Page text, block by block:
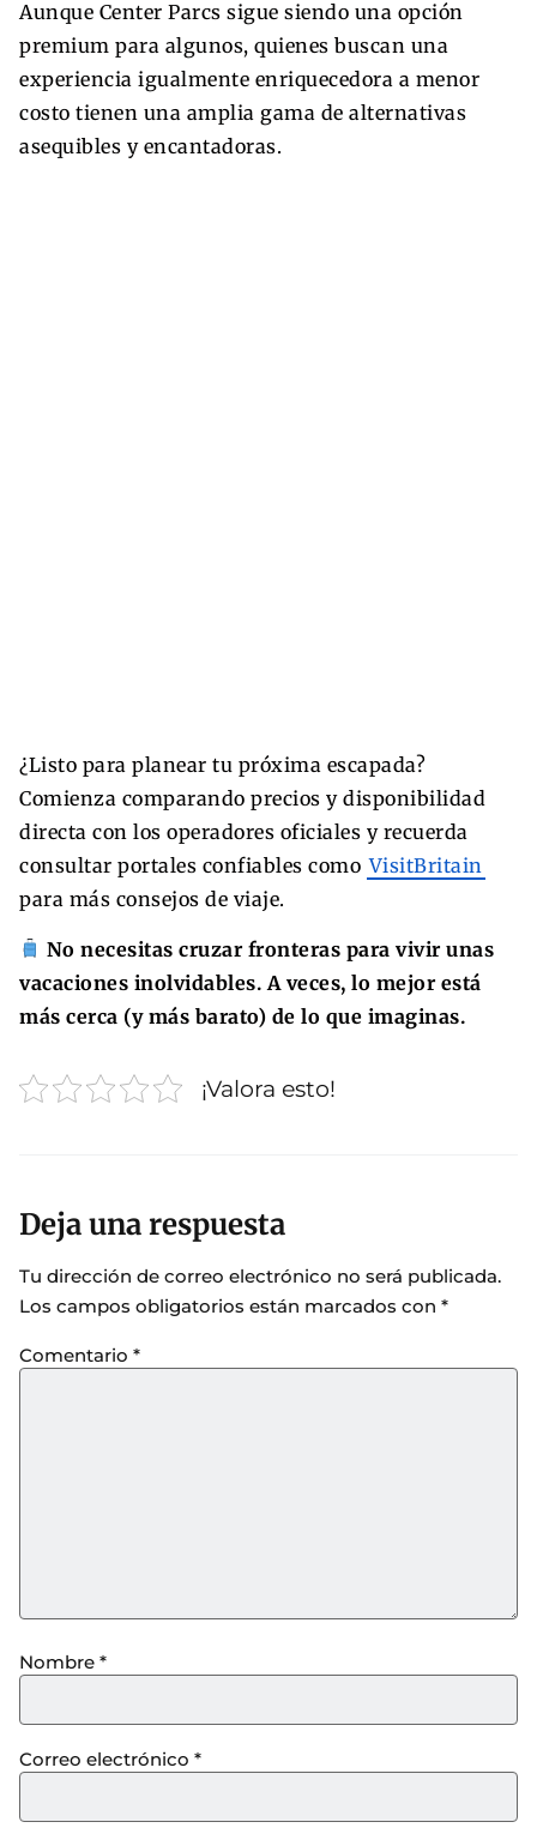
Aunque Center Parcs sigue siendo una opción
premium para algunos, quienes buscan una
experiencia igualmente enriquecedora a menor
costo tienen una amplia gama de alternativas
asequibles y encantadoras.
¿Listo para planear tu próxima escapada?
Comienza comparando precios y disponibilidad
directa con los operadores oficiales y recuerda
consultar portales confiables como VisitBritain
para más consejos de viaje.
No necesitas cruzar fronteras para vivir unas
vacaciones inolvidables. A veces, lo mejor está
más cerca (y más barato) de lo que imaginas.
¡Valora esto!
Deja una respuesta
Tu dirección de correo electrónico no será publicada.
Los campos obligatorios están marcados con *
Comentario *
Nombre *
Correo electrónico *